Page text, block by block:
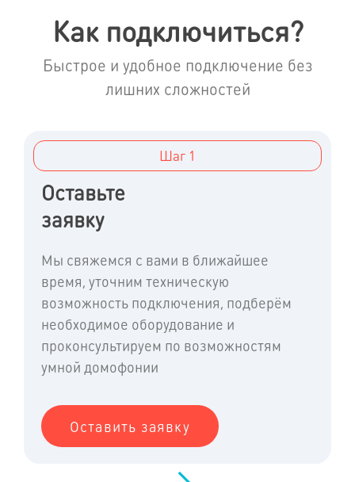
Как подключиться?
Быстрое и удобное подключение без
лишних сложностей
Шаг 1
Оставьте
заявку
Мы свяжемся с вами в ближайшее
время, уточним техническую
возможность подключения, подберём
необходимое оборудование и
проконсультируем по возможностям
умной домофонии
Оставить заявку